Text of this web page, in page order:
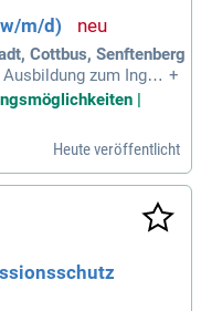
m/d)
Cottbus, Senftenberg
zum Ingeni
Qualifikation; Kunde
Arbeiten sow
+
|
Heute veröffentlicht